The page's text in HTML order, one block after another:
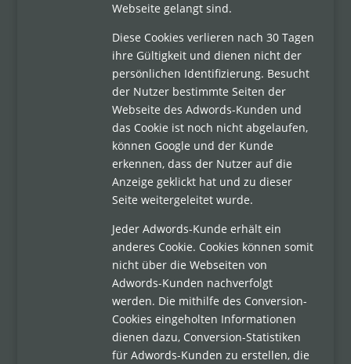
Webseite gelangt sind.
Diese Cookies verlieren nach 30 Tagen
ihre Gültigkeit und dienen nicht der
persönlichen Identifizierung. Besucht
der Nutzer bestimmte Seiten der
Webseite des Adwords-Kunden und
das Cookie ist noch nicht abgelaufen,
können Google und der Kunde
erkennen, dass der Nutzer auf die
Anzeige geklickt hat und zu dieser
Seite weitergeleitet wurde.
Jeder Adwords-Kunde erhält ein
anderes Cookie. Cookies können somit
nicht über die Webseiten von
Adwords-Kunden nachverfolgt
werden. Die mithilfe des Conversion-
Cookies eingeholten Informationen
dienen dazu, Conversion-Statistiken
für Adwords-Kunden zu erstellen, die